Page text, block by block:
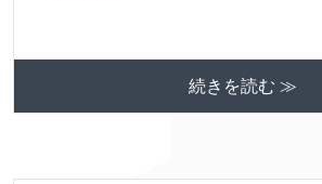
続きを読む ≫